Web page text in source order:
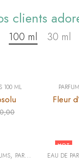
clients
100 ml 30 ml
100 ML
Fleur
, PARFUMS 100 ML
HOT
EAU DE